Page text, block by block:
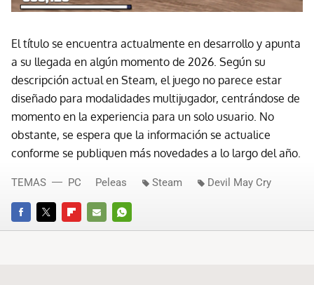
El título se encuentra actualmente en desarrollo y apunta
a su llegada en algún momento de 2026. Según su
descripción actual en Steam, el juego no parece estar
diseñado para modalidades multijugador, centrándose de
momento en la experiencia para un solo usuario. No
obstante, se espera que la información se actualice
conforme se publiquen más novedades a lo largo del año.
FACEBOOKTWITTERFLIPBOARD
E-
WHATSAPP
TEMAS PC Peleas Steam Devil May Cry